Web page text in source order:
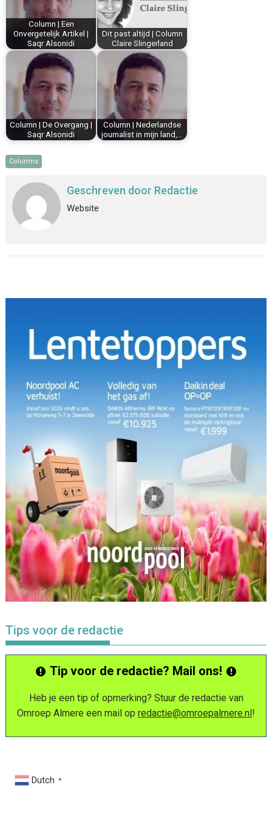
k
s
t
p
Column | Een
Onvergetelijk Artikel |
Saqr Alsonidi
Dit past altijd | Column
Claire Slingerland
Column | De Overgang |
Saqr Alsonidi
Column | Nederlandse
journalist in mijn land,…
Columns
Geschreven door Redactie
Website
Tips voor de redactie
Tip voor de redactie? Mail ons!
Heb je een tip of opmerking? Stuur de redactie van
Omroep Almere een mail op redactie@omroepalmere.nl!
Dutch ▼